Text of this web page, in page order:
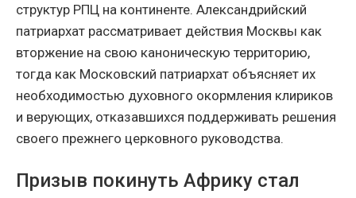
структур РПЦ на континенте. Александрийский
патриархат рассматривает действия Москвы как
вторжение на свою каноническую территорию,
тогда как Московский патриархат объясняет их
необходимостью духовного окормления клириков
и верующих, отказавшихся поддерживать решения
своего прежнего церковного руководства.
Призыв покинуть Африку стал